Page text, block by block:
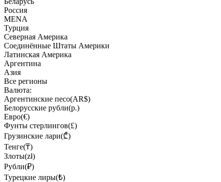
Россия
MENA
Турция
Северная Америка
Соединённые Штаты Америки
Латинская Америка
Аргентина
Азия
Все регионы
Валюта:
Аргентинские песо(AR$)
Белорусские рубли(р.)
Евро(€)
Фунты стерлингов(£)
Грузинские лари(₾)
Тенге(₸)
Злоты(zł)
Рубли(₽)
Турецкие лиры(₺)